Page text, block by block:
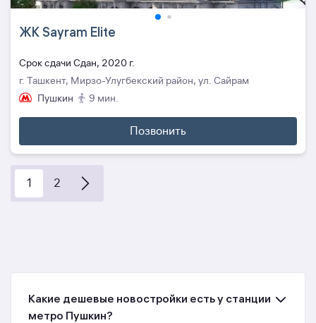
ЖК Sayram Elite
Cрок сдачи Сдан, 2020 г.
г. Ташкент, Мирзо-Улугбекский район, ул. Сайрам
Пушкин
9 мин.
Позвонить
1 2
Какие дешевые новостройки есть у станции
метро Пушкин?